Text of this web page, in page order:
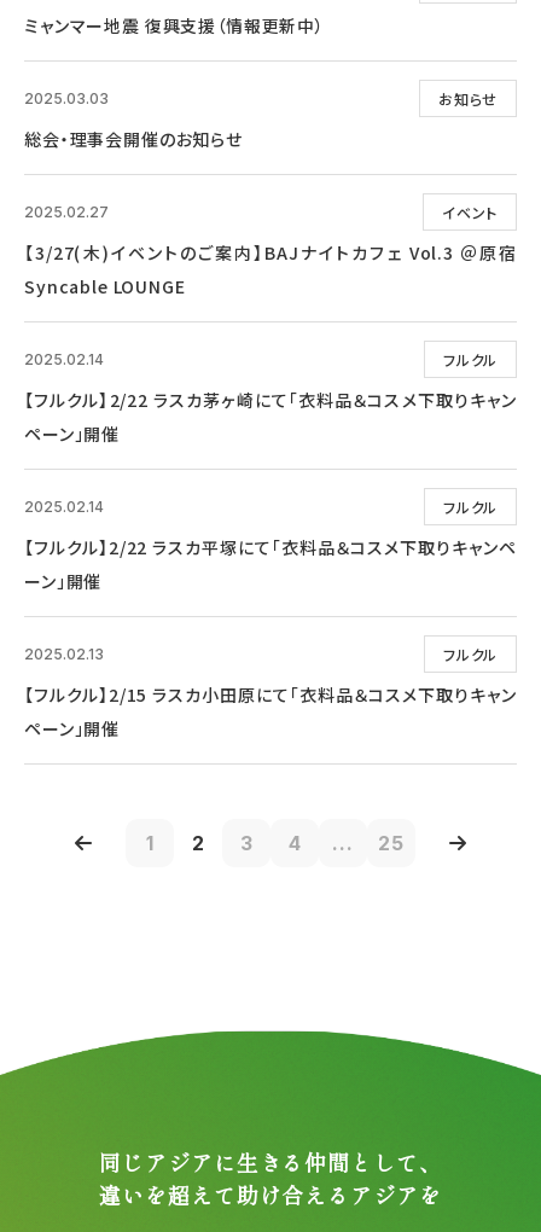
ミャンマー地震 復興支援（情報更新中）
お知らせ
2025.03.03
総会・理事会開催のお知らせ
イベント
2025.02.27
【3/27(木)イベントのご案内】BAJナイトカフェ Vol.3 ＠原宿
Syncable LOUNGE
フルクル
2025.02.14
【フルクル】2/22 ラスカ茅ヶ崎にて「衣料品＆コスメ下取りキャン
ペーン」開催
フルクル
2025.02.14
【フルクル】2/22 ラスカ平塚にて「衣料品＆コスメ下取りキャンペ
ーン」開催
フルクル
2025.02.13
【フルクル】2/15 ラスカ小田原にて「衣料品＆コスメ下取りキャン
ペーン」開催
1 2 3 4 ... 25
同じアジアに生きる仲間として、
違いを超えて助け合えるアジアを